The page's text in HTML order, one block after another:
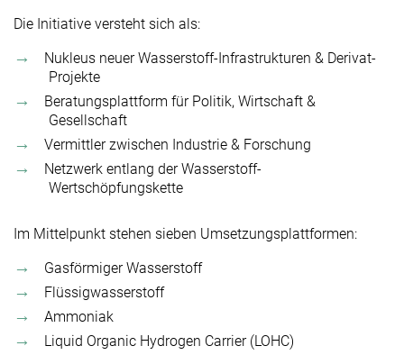
Die Initiative versteht sich als:
Nukleus neuer Wasserstoff-Infrastrukturen & Derivat-
Projekte
Beratungsplattform für Politik, Wirtschaft &
Gesellschaft
Vermittler zwischen Industrie & Forschung
Netzwerk entlang der Wasserstoff-
Wertschöpfungskette
Im Mittelpunkt stehen sieben Umsetzungsplattformen:
Gasförmiger Wasserstoff
Flüssigwasserstoff
Ammoniak
Liquid Organic Hydrogen Carrier (LOHC)